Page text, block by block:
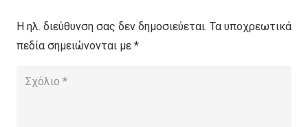
Η ηλ. διεύθυνση σας δεν δημοσιεύεται. Τα υποχρεωτικά
πεδία σημειώνονται με *